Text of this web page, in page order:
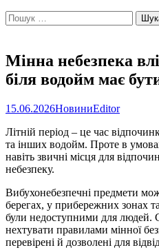
Пошук:
Мінна небезпека
біля водойм має
15.06.2026НовиниEditor
Літній період – це час
та інших водойм. Проте в
навіть звичні місця для
небезпеку.
Вибухонебезпечні предмети
берегах, у прибережних зонах
були недоступними для людей.
нехтувати правилами мінної
перевірені й дозволені для